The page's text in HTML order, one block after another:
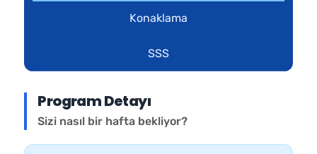
Konaklama
SSS
Program Detayı
Sizi nasıl bir hafta bekliyor?